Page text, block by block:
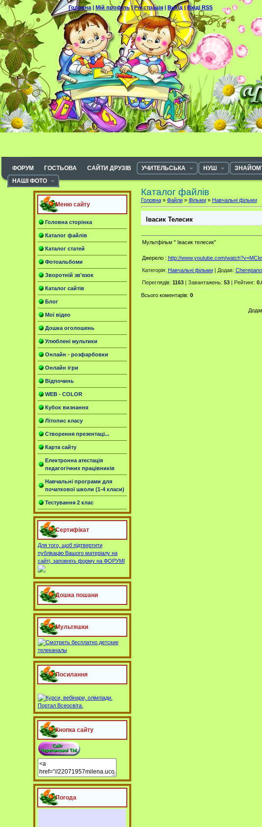
Головна | Мій профіль|Реєстрація | Вихід |Вхід| RSS
ФОРУМ ГОСТЬОВА САЙТИ ДРУЗІВ УЧИТЕЛЬСЬКА НУШ
НАШІ ФОТО
Меню сайту
Головна сторінка
Каталог файлів
Каталог статей
Фотоальбоми
Зворотній зв'язок
Каталог сайтів
Блог
Мої відео
Дошка оголошень
Улюблені мультики
Онлайн - розфарбовки
Онлайн ігри
Відпочинь
WEB - COLOR
Кубок визнання
Літопис класу
Створення презентаці...
Карта сайту
Електронна атестація
педагогічних працівників
Навчальні програми для
початкової школи (1-4 класи)
Тестування 2 клас
Сертифікат
Для того, щоб підтвертити
публікацію Вашого матеріалу на
сайті, заповніть форму на ФОРУМІ
Дошка пошани
Мультяшки
Посилання
Кнопка сайту
Погода
Каталог файлів
Головна» Файли» Фільми» Навчальні фільми
Івасик Телесик
Мультфільм " Івасик телесик"
Джерело : http://www.youtube.com/
Категорія: Навчальні фільми| Додав:
Переглядів: 1163| Завантажень: 53| Рейтинг:
Всього коментарів: 0